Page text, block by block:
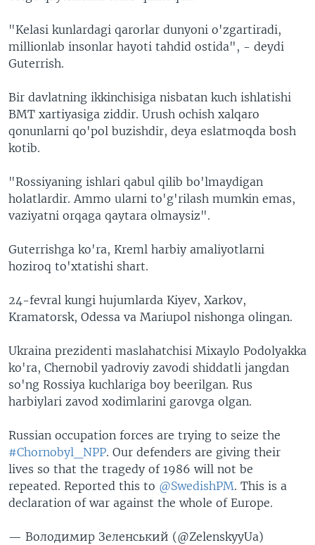
"Kelasi kunlardagi qarorlar dunyoni o'zgartiradi,
millionlab insonlar hayoti tahdid ostida", - deydi
Guterrish.
Bir davlatning ikkinchisiga nisbatan kuch ishlatishi
BMT xartiyasiga ziddir. Urush ochish xalqaro
qonunlarni qo'pol buzishdir, deya eslatmoqda bosh
kotib.
"Rossiyaning ishlari qabul qilib bo'lmaydigan
holatlardir. Ammo ularni to'g'rilash mumkin emas,
vaziyatni orqaga qaytara olmaysiz".
Guterrishga ko'ra, Kreml harbiy amaliyotlarni
hoziroq to'xtatishi shart.
24-fevral kungi hujumlarda Kiyev, Xarkov,
Kramatorsk, Odessa va Mariupol nishonga olingan.
Ukraina prezidenti maslahatchisi Mixaylo Podolyakka
ko'ra, Chernobil yadroviy zavodi shiddatli jangdan
so'ng Rossiya kuchlariga boy beerilgan. Rus
harbiylari zavod xodimlarini garovga olgan.
Russian occupation forces are trying to seize the
#Chornobyl_NPP. Our defenders are giving their
lives so that the tragedy of 1986 will not be
repeated. Reported this to @SwedishPM. This is a
declaration of war against the whole of Europe.
— Володимир Зеленський (@ZelenskyyUa)